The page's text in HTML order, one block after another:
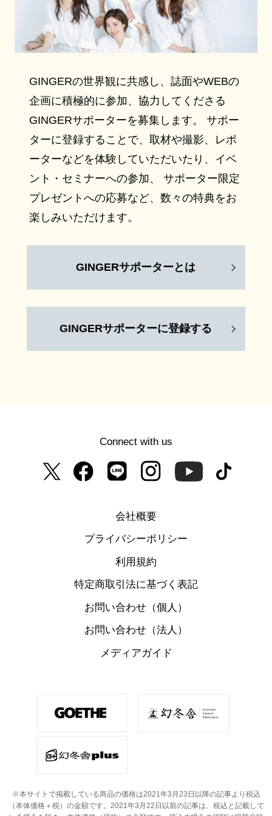
GINGERの世界観に共感し、誌面やWEBの
企画に積極的に参加、協力してくださる
GINGERサポーターを募集します。 サポー
ターに登録することで、取材や撮影、レポ
ーターなどを体験していただいたり、イベ
ント・セミナーへの参加、 サポーター限定
プレゼントへの応募など、数々の特典をお
楽しみいただけます。
GINGERサポーターとは
GINGERサポーターに登録する
Connect with us
会社概要
プライバシーポリシー
利用規約
特定商取引法に基づく表記
お問い合わせ（個人）
お問い合わせ（法人）
メディアガイド
※本サイトで掲載している商品の価格は2021年3月23日以降の記事より税込
（本体価格＋税）の金額です。 2021年3月22日以前の記事は、税込と記載して